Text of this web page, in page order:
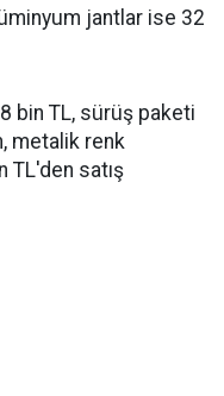
jantlar ise 32
bin TL, sürüş paketi
metalik renk
TL'den satış